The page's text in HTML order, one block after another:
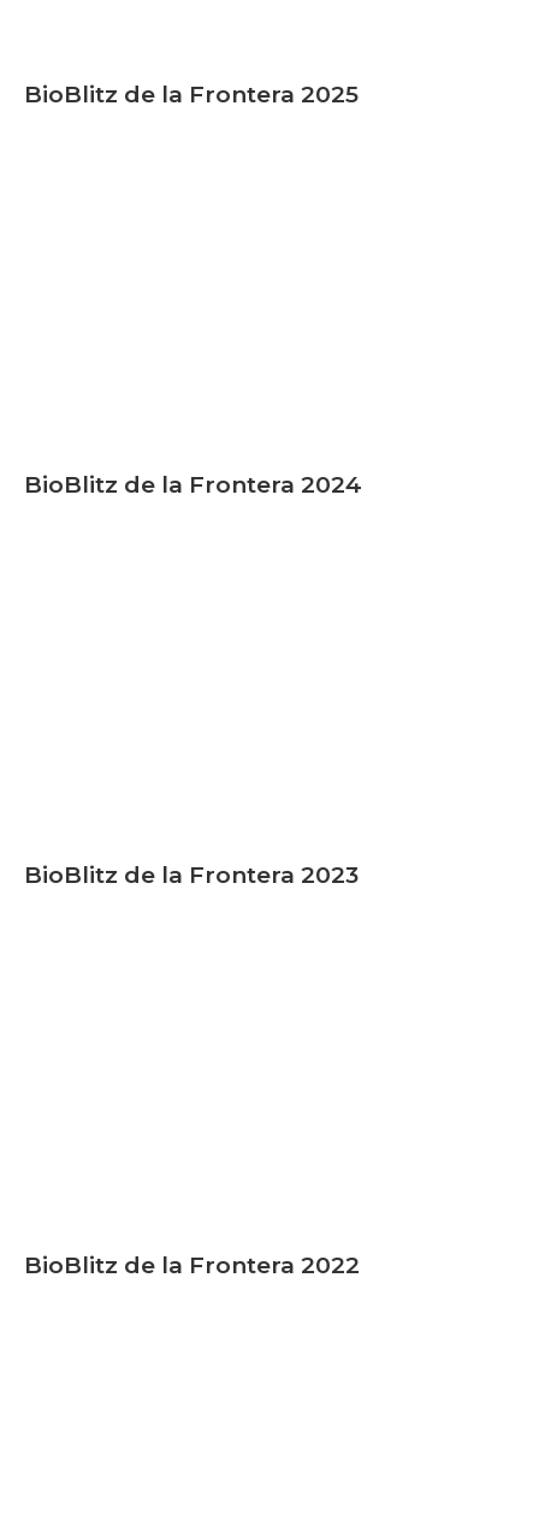
BioBlitz de la Frontera 2025
BioBlitz de la Frontera 2024
BioBlitz de la Frontera 2023
BioBlitz de la Frontera 2022